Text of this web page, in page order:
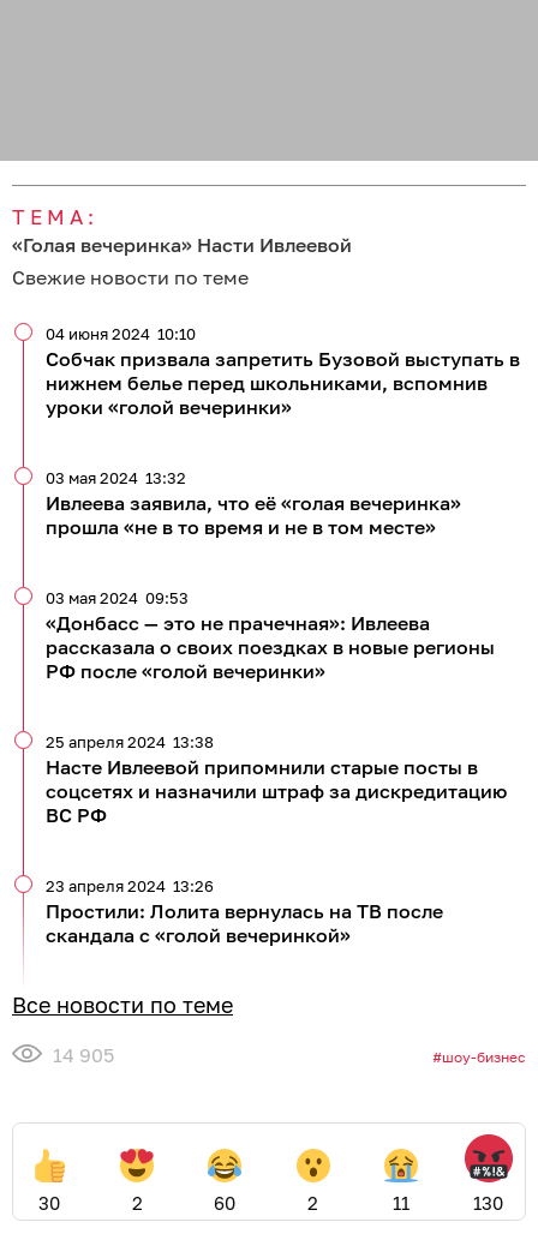
ТЕМА:
«Голая вечеринка» Насти Ивлеевой
Свежие новости по теме
Собчак призвала запретить Бузовой выступать в
нижнем белье перед школьниками, вспомнив
уроки «голой вечеринки»
04 июня 2024 10:10
Ивлеева заявила, что её «голая вечеринка»
прошла «не в то время и не в том месте»
03 мая 2024 13:32
«Донбасс — это не прачечная»: Ивлеева
рассказала о своих поездках в новые регионы
РФ после «голой вечеринки»
03 мая 2024 09:53
Насте Ивлеевой припомнили старые посты в
соцсетях и назначили штраф за дискредитацию
ВС РФ
25 апреля 2024 13:38
Простили: Лолита вернулась на ТВ после
скандала с «голой вечеринкой»
23 апреля 2024 13:26
Все новости по теме
14 905 шоу-бизнес
30 2 60 2 11 130